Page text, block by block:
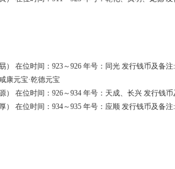
在位时间：923～926 年号：同光 发行钱币及备注:
康元宝·乾德元宝
在位时间：926～934 年号：天成、长兴 发行钱币
在位时间：934～935 年号：应顺 发行钱币及备注: